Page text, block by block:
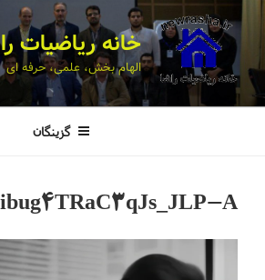
خانه ریاضیات
الهام بخش، علمی، حرفه ای
گزینگان
A